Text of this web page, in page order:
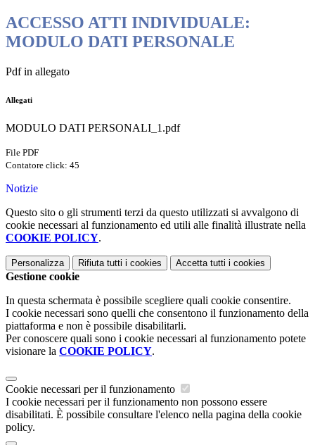
ACCESSO ATTI INDIVIDUALE:
MODULO DATI PERSONALE
Pdf in allegato
Allegati
MODULO DATI PERSONALI_1.pdf
File PDF
Contatore click: 45
Notizie
Questo sito o gli strumenti terzi da questo utilizzati si avvalgono di
cookie necessari al funzionamento ed utili alle finalità illustrate nella
COOKIE POLICY.
Personalizza Rifiuta tutti i cookies Accetta tutti i cookies
Gestione cookie
In questa schermata è possibile scegliere quali cookie consentire.
I cookie necessari sono quelli che consentono il funzionamento della
piattaforma e non è possibile disabilitarli.
Per conoscere quali sono i cookie necessari al funzionamento potete
visionare la COOKIE POLICY.
Cookie necessari per il funzionamento
I cookie necessari per il funzionamento non possono essere
disabilitati. È possibile consultare l'elenco nella pagina della cookie
policy.